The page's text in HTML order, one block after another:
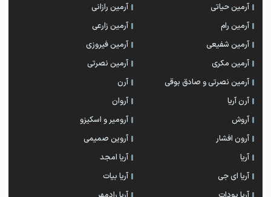
آرمین حیاتی
آرمین رازانی
آرمین رام
آرمین زارعی
آرمین شفیعی
آرمین فیروزی
آرمین مکری
آرمین نصرتی
آرمین نصرتی و صادق بوقی
آرن
آرن آریا
آروان
آروش
آرومیر و اسکیزو
آرون افشار
آروین صمیمی
آریا
آریا امجد
آریا ای جی
آریا بیات